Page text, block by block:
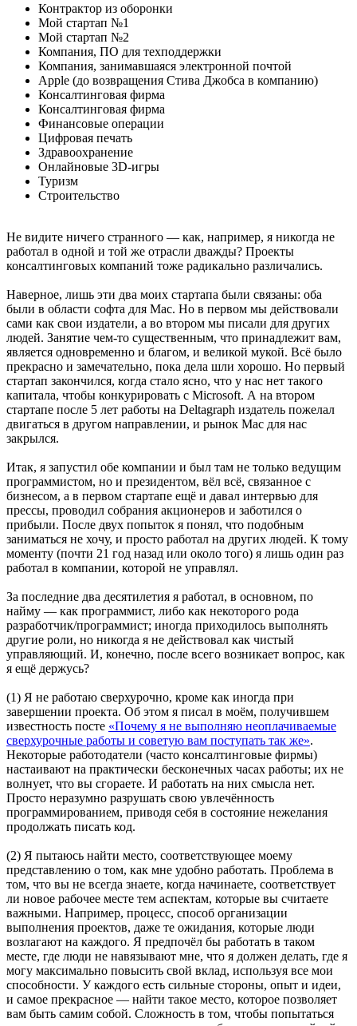
Контрактор из оборонки
Мой стартап №1
Мой стартап №2
Компания, ПО для техподдержки
Компания, занимавшаяся электронной почтой
Apple (до возвращения Стива Джобса в компанию)
Консалтинговая фирма
Консалтинговая фирма
Финансовые операции
Цифровая печать
Здравоохранение
Онлайновые 3D-игры
Туризм
Строительство
Не видите ничего странного — как, например, я никогда не
работал в одной и той же отрасли дважды? Проекты
консалтинговых компаний тоже радикально различались.
Наверное, лишь эти два моих стартапа были связаны: оба
были в области софта для Mac. Но в первом мы действовали
сами как свои издатели, а во втором мы писали для других
людей. Занятие чем-то существенным, что принадлежит вам,
является одновременно и благом, и великой мукой. Всё было
прекрасно и замечательно, пока дела шли хорошо. Но первый
стартап закончился, когда стало ясно, что у нас нет такого
капитала, чтобы конкурировать с Microsoft. А на втором
стартапе после 5 лет работы на Deltagraph издатель пожелал
двигаться в другом направлении, и рынок Mac для нас
закрылся.
Итак, я запустил обе компании и был там не только ведущим
программистом, но и президентом, вёл всё, связанное с
бизнесом, а в первом стартапе ещё и давал интервью для
прессы, проводил собрания акционеров и заботился о
прибыли. После двух попыток я понял, что подобным
заниматься не хочу, и просто работал на других людей. К тому
моменту (почти 21 год назад или около того) я лишь один раз
работал в компании, которой не управлял.
За последние два десятилетия я работал, в основном, по
найму — как программист, либо как некоторого рода
разработчик/программист; иногда приходилось выполнять
другие роли, но никогда я не действовал как чистый
управляющий. И, конечно, после всего возникает вопрос, как
я ещё держусь?
(1) Я не работаю сверхурочно, кроме как иногда при
завершении проекта. Об этом я писал в моём, получившем
известность посте «Почему я не выполняю неоплачиваемые
сверхурочные работы и советую вам поступать так же».
Некоторые работодатели (часто консалтинговые фирмы)
настаивают на практически бесконечных часах работы; их не
волнует, что вы сгораете. И работать на них смысла нет.
Просто неразумно разрушать свою увлечённость
программированием, приводя себя в состояние нежелания
продолжать писать код.
(2) Я пытаюсь найти место, соответствующее моему
представлению о том, как мне удобно работать. Проблема в
том, что вы не всегда знаете, когда начинаете, соответствует
ли новое рабочее месте тем аспектам, которые вы считаете
важными. Например, процесс, способ организации
выполнения проектов, даже те ожидания, которые люди
возлагают на каждого. Я предпочёл бы работать в таком
месте, где люди не навязывают мне, что я должен делать, где я
могу максимально повысить свой вклад, используя все мои
способности. У каждого есть сильные стороны, опыт и идеи,
и самое прекрасное — найти такое место, которое позволяет
вам быть самим собой. Сложность в том, чтобы попытаться